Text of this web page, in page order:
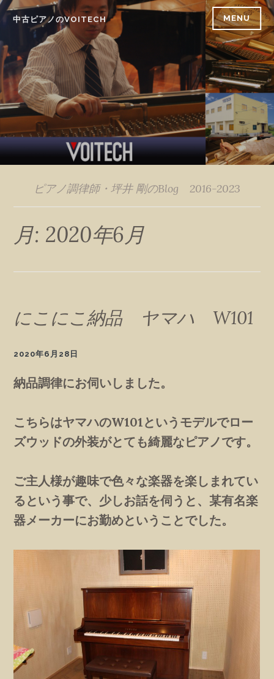
Skip
to
content
中古ピアノのVOITECH MENU
ピアノ調律師・坪井 剛のBlog 2016-2023
月: 2020年6月
にこにこ納品 ヤマハ W101
2020年6月28日
納品調律にお伺いしました。
こちらはヤマハのW101というモデルでロー
ズウッドの外装がとても綺麗なピアノです。
ご主人様が趣味で色々な楽器を楽しまれてい
るという事で、少しお話を伺うと、某有名楽
器メーカーにお勤めということでした。